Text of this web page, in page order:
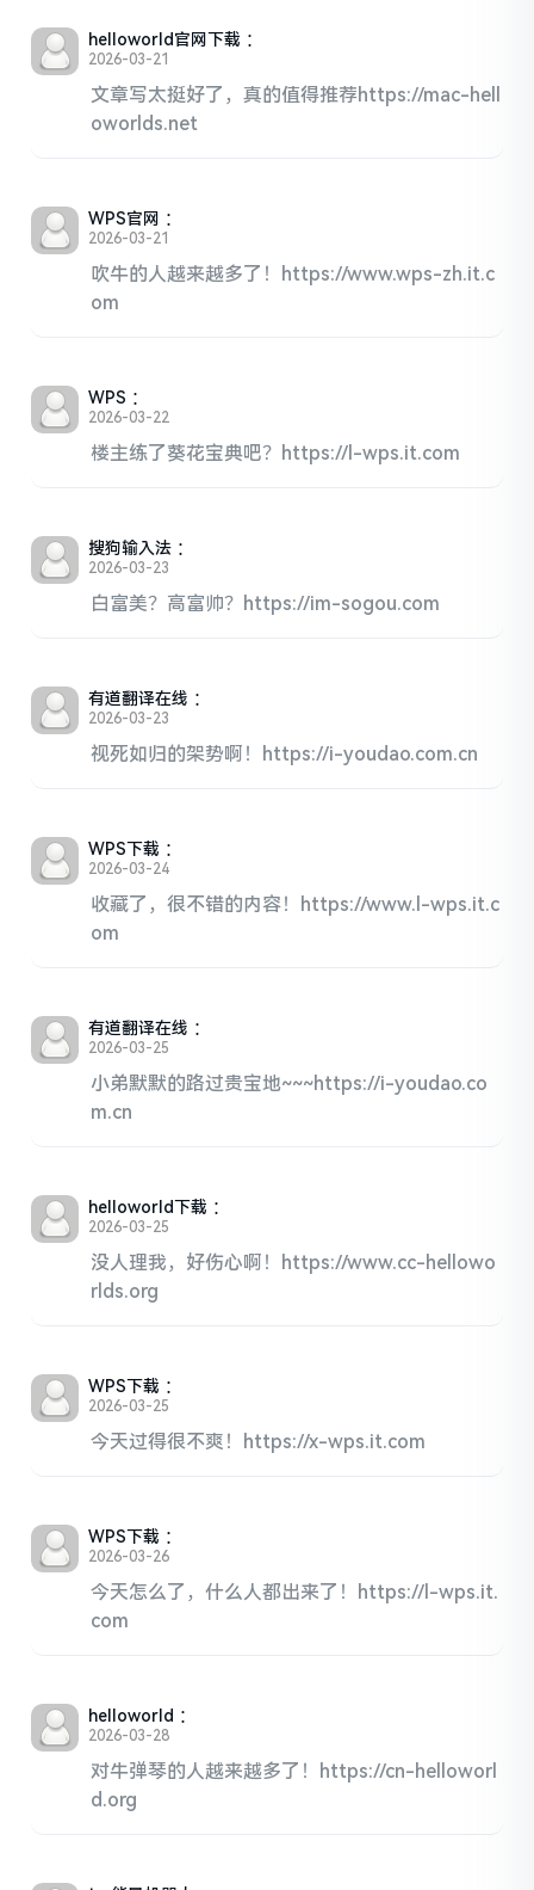
helloworld官网下载 ：
2026-03-21
文章写太挺好了，真的值得推荐https://mac-hell
oworlds.net
WPS官网 ：
2026-03-21
吹牛的人越来越多了！https://www.wps-zh.it.c
om
WPS ：
2026-03-22
楼主练了葵花宝典吧？https://l-wps.it.com
搜狗输入法 ：
2026-03-23
白富美？高富帅？https://im-sogou.com
有道翻译在线 ：
2026-03-23
视死如归的架势啊！https://i-youdao.com.cn
WPS下载 ：
2026-03-24
收藏了，很不错的内容！https://www.l-wps.it.c
om
有道翻译在线 ：
2026-03-25
小弟默默的路过贵宝地~~~https://i-youdao.co
m.cn
helloworld下载 ：
2026-03-25
没人理我，好伤心啊！https://www.cc-hellowo
rlds.org
WPS下载 ：
2026-03-25
今天过得很不爽！https://x-wps.it.com
WPS下载 ：
2026-03-26
今天怎么了，什么人都出来了！https://l-wps.it.
com
helloworld ：
2026-03-28
对牛弹琴的人越来越多了！https://cn-helloworl
d.org